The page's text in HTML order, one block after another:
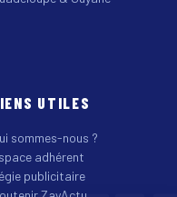
UTILES
sommes-nous ?
adhérent
publicitaire